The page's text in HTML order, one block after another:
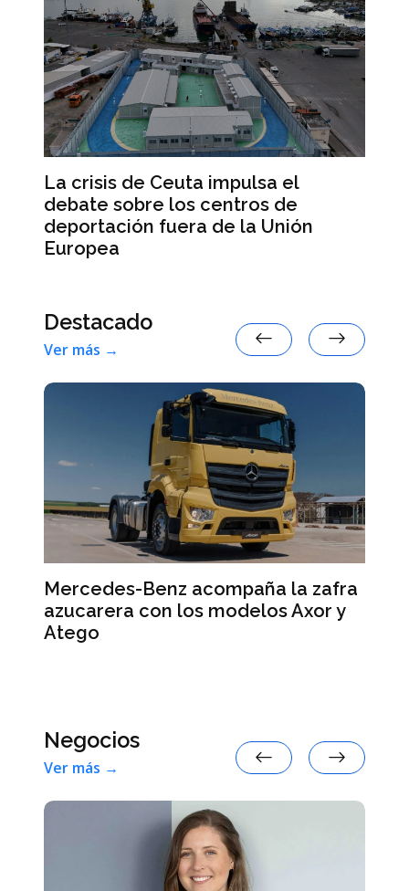
La escasez de munición del
ejército estadounidense desata la
ira de Trump
Destacado
Ver más →
zafra
y
Smart #2: la marca anticipa
detalles de su nuevo auto
Negocios
Ver más →